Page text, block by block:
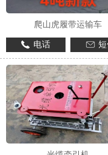
爬山虎履带运输车
电话